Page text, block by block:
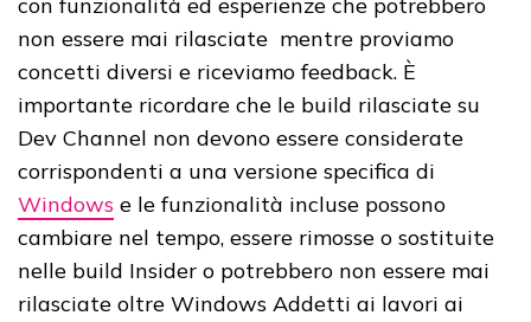
non essere mai rilasciate mentre proviamo
concetti diversi e riceviamo feedback. È
importante ricordare che le build rilasciate su
Dev Channel non devono essere considerate
corrispondenti a una versione specifica di
Windows e le funzionalità incluse possono
cambiare nel tempo, essere rimosse o sostituite
nelle build Insider o potrebbero non essere mai
rilasciate oltre Windows Addetti ai lavori ai